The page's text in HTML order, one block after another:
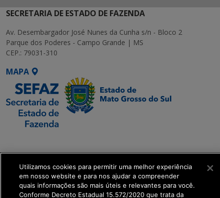
SECRETARIA DE ESTADO DE FAZENDA
Av. Desembargador José Nunes da Cunha s/n - Bloco 2
Parque dos Poderes - Campo Grande | MS
CEP.: 79031-310
MAPA
Executiva de
Transformação Digital
get_footer();
Utilizamos cookies para permitir uma melhor experiência
em nosso website e para nos ajudar a compreender
quais informações são mais úteis e relevantes para você.
Conforme Decreto Estadual 15.572/2020 que trata da